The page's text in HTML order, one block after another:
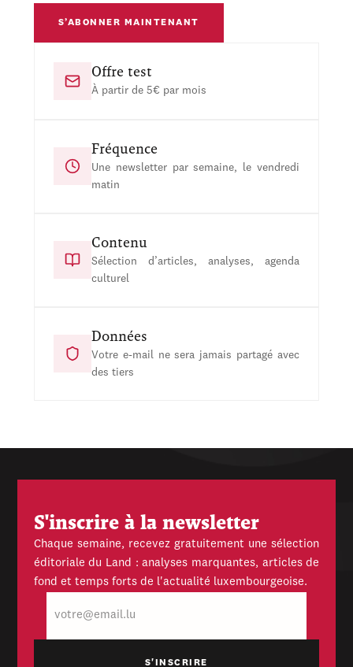
S’ABONNER MAINTENANT
Offre test
À partir de 5€ par mois
Fréquence
Une newsletter par semaine, le vendredi
matin
Contenu
Sélection d’articles, analyses, agenda
culturel
Données
Votre e-mail ne sera jamais partagé avec
des tiers
S'inscrire à la newsletter
Chaque semaine, recevez gratuitement une sélection
éditoriale du Land : analyses marquantes, articles de
fond et temps forts de l'actualité luxembourgeoise.
mail